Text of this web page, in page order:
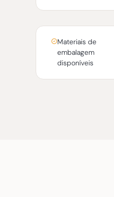
Materiais de
embalagem
disponíveis